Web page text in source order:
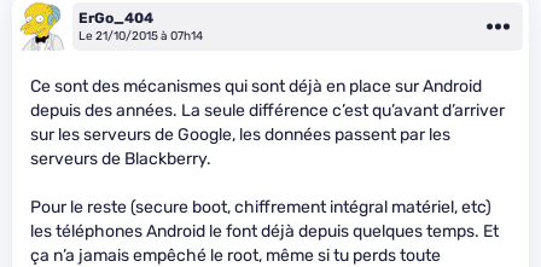
ErGo_404
Le 21/10/2015 à 07h14
Ce sont des mécanismes qui sont déjà en place sur Android
depuis des années. La seule différence c’est qu’avant d’arriver
sur les serveurs de Google, les données passent par les
serveurs de Blackberry.
Pour le reste (secure boot, chiffrement intégral matériel, etc)
les téléphones Android le font déjà depuis quelques temps. Et
ça n’a jamais empêché le root, même si tu perds toute